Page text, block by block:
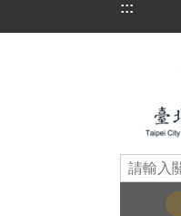
跳到主要內容區塊
:::